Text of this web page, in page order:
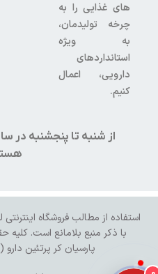
های غذایی را به
چرخه تولیدمان،
به ویژه
استانداردهای
دارویی، اعمال
کنیم.
از شنبه تا پنجشنبه در
استفاده از مطالب فروشگاه
با ذکر منبع بلامانع است.
پارسیان کر پرتئین